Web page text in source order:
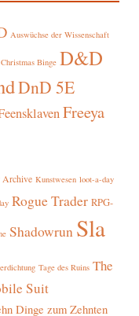
Auswüchse der Wissenschaft
Christmas Binge D&D
DnD 5E
Freeya
Archive Kunstwesen loot-a-day
Rogue Trader RPG-
Shadowrun Sla
Tage des Ruins The
Suit
Dinge zum Zehnten